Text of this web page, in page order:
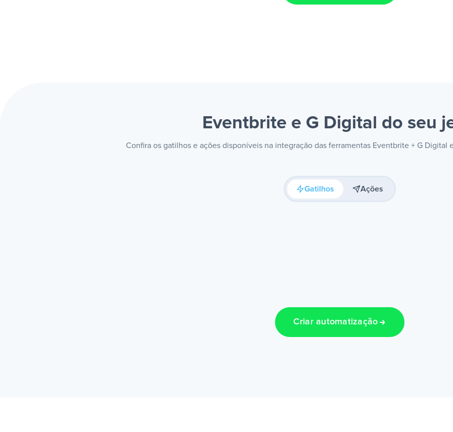
Eventbrite e G Digital do seu
Confira os gatilhos e ações disponíveis na integração das ferramentas Eventbrite + G Digital
Gatilhos Ações
Criar automatização